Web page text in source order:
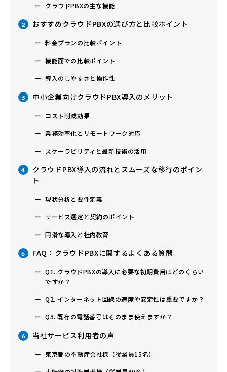
クラウドPBXの主な機能
2 おすすめクラウドPBXの選び方と比較ポイント
料金プランの比較ポイント
機能面での比較ポイント
導入のしやすさと操作性
3 中小企業向けクラウドPBX導入のメリット
コスト削減効果
業務効率化とリモートワーク対応
スケーラビリティと最新技術の活用
4
クラウドPBX導入の流れとスムーズな移行のポイン
ト
現状分析と要件定義
サービス選定と契約のポイント
円滑な導入と社内教育
5 FAQ：クラウドPBXに関するよくある質問
Q1. クラウドPBXの導入に必要な初期費用はどのくらい
ですか？
Q2. インターネット回線の速度や安定性は重要ですか？
Q3. 既存の電話番号はそのまま使えますか？
6 当社サービス利用者の声
東京都の不動産会社様（従業員15名）